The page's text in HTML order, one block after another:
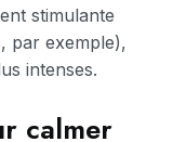
stimulante
par exemple),
intenses.
calmer